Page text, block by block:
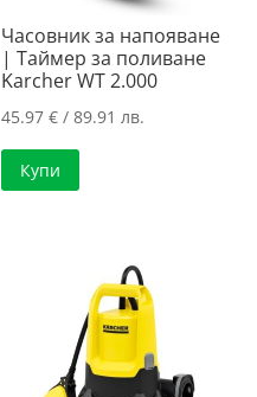
Часовник за напояване
| Таймер за поливане
Karcher WT 2.000
45.97€ / 89.91 лв.
Купи